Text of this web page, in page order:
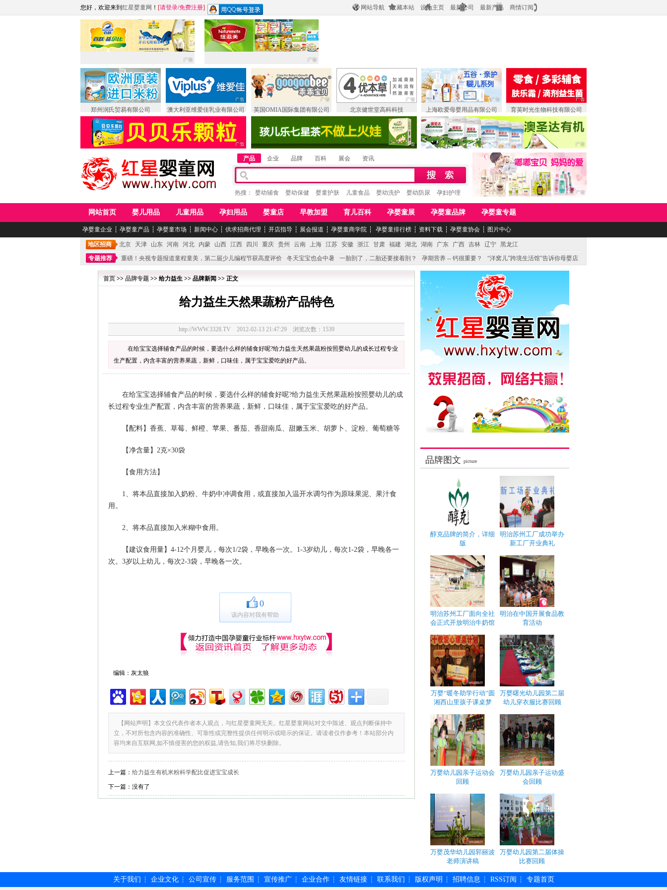
网站导航 收藏本站 设为主页 最新公司 最新产品 商情订阅
您好，欢迎来到 红星婴童网 ！ [请登录/免费注册]
郑州润氏贸易有限公司 澳大利亚维爱佳乳业有限公司 英国OMIA国际集团有限公司 北京健世堂高科科技 上海欧爱母婴用品有限公司 育英时光生物科技有限公司
产品 企业 品牌 百科 展会 资讯
热搜： 婴幼辅食 婴幼保健 婴童护肤 儿童食品 婴幼洗护 婴幼防尿 孕妇护理
网站首页 婴儿用品 儿童用品 孕妇用品 婴童店 早教加盟 育儿百科 孕婴童展 孕婴童品牌 孕婴童专题
孕婴童企业 ┆ 孕婴童产品 ┆ 孕婴童市场 ┆ 新闻中心 ┆ 供求招商代理 ┆ 开店指导 ┆ 展会报道 ┆ 孕婴童商学院 ┆ 孕婴童排行榜 ┆ 资料下载 ┆ 孕婴童协会 ┆ 图片中心
地区招商 北京 天津 山东 河南 河北 内蒙 山西 江西 四川 重庆 贵州 云南 上海 江苏 安徽 浙江 甘肃 福建 湖北 湖南 广东 广西 吉林 辽宁 黑龙江
专题推荐
重磅！央视专题报道童程童美，第二届少儿编程节获高度评价 冬天宝宝也会中暑 一胎剖了，二胎还要接着剖？ 孕期营养 -- 钙很重要？
“洋窝儿”跨境生活馆”告诉你母婴店
不能再单纯地销售产品,而要向增强服务转型,毕竟母婴产品比较特殊。”
妇幼广场 免租了！
首页 >> 品牌专题 >> 给力益生 >> 品牌新闻 >> 正文
给力益生天然果蔬粉产品特色
http://WWW.3328.TV 2012-02-13 21:47:29 浏览次数：1539
在给宝宝选择辅食产品的时候，要选什么样的辅食好呢?给力益生天然果蔬粉按照婴幼儿的成长过程专业
生产配置，内含丰富的营养果蔬，新鲜，口味佳，属于宝宝爱吃的好产品。
在给宝宝选择辅食产品的时候，要选什么样的辅食好呢?给力益生天然果蔬粉按照婴幼儿的成
长过程专业生产配置，内含丰富的营养果蔬，新鲜，口味佳，属于宝宝爱吃的好产品。
【配料】香蕉、草莓、鲜橙、苹果、番茄、香甜南瓜、甜嫩玉米、胡萝卜、淀粉、葡萄糖等
【净含量】2克×30袋
【食用方法】
1、将本品直接加入奶粉、牛奶中冲调食用，或直接加入温开水调匀作为原味果泥、果汁食
用。
2、将本品直接加入米糊中食用。
【建议食用量】4-12个月婴儿，每次1/2袋，早晚各一次。1-3岁幼儿，每次1-2袋，早晚各一
次。3岁以上幼儿，每次2-3袋，早晚各一次。
0
该内容对我有帮助
编辑：灰太狼
【网站声明】本文仅代表作者本人观点，与红星婴童网无关。红星婴童网站对文中陈述、观点判断保持中
立，不对所包含内容的准确性、可靠性或完整性提供任何明示或暗示的保证。请读者仅作参考！本站部分内
容均来自互联网,如不慎侵害的您的权益,请告知,我们将尽快删除。
上一篇： 给力益生有机米粉科学配比促进宝宝成长
下一篇： 没有了
品牌图文 picture
醇克品牌的简介，详细
版
明治苏州工厂成功举办
新工厂开业典礼
明治苏州工厂面向全社
会正式开放明治牛奶馆
明治在中国开展食品教
育活动
万婴“暖冬助学行动”圆
湘西山里孩子课桌梦
万婴曙光幼儿园第二届
幼儿穿衣服比赛回顾
万婴幼儿园亲子运动会
回顾
万婴幼儿园亲子运动盛
会回顾
万婴茂华幼儿园郭丽波
老师演讲稿
万婴幼儿园第二届体操
比赛回顾
关于我们 ┆ 企业文化 ┆ 公司宣传 ┆ 服务范围 ┆ 宣传推广 ┆ 企业合作 ┆ 友情链接 ┆ 联系我们 ┆ 版权声明 ┆ 招聘信息 ┆ RSS订阅 ┆ 专题首页